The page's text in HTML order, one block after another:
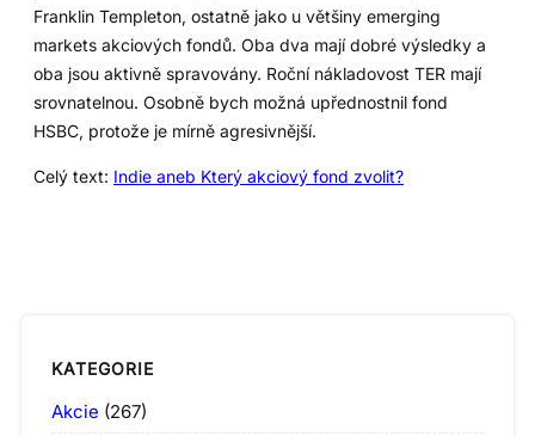
Franklin Templeton, ostatně jako u většiny emerging
markets akciových fondů. Oba dva mají dobré výsledky a
oba jsou aktivně spravovány. Roční nákladovost TER mají
srovnatelnou. Osobně bych možná upřednostnil fond
HSBC, protože je mírně agresivnější.
Celý text: Indie aneb Který akciový fond zvolit?
KATEGORIE
Akcie (267)